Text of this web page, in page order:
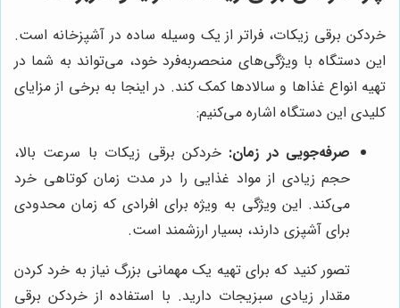
خردکن برقی زیکات، فراتر از یک وسیله ساده در آشپزخانه است.
این دستگاه با ویژگی‌های منحصربه‌فرد خود، می‌تواند به شما در
تهیه انواع غذاها و سالادها کمک کند. در اینجا به برخی از مزایای
کلیدی این دستگاه اشاره می‌کنیم:
صرفه‌جویی در زمان: خردکن برقی زیکات با سرعت بالا،
حجم زیادی از مواد غذایی را در مدت زمان کوتاهی خرد
می‌کند. این ویژگی به ویژه برای افرادی که زمان محدودی
برای آشپزی دارند، بسیار ارزشمند است.
تصور کنید که برای تهیه یک مهمانی بزرگ نیاز به خرد کردن
مقدار زیادی سبزیجات دارید. با استفاده از خردکن برقی